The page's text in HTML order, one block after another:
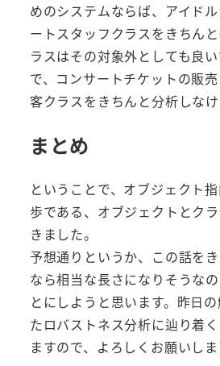
めのシステムならば、アイド
ートスタッフクラスをきちん
ラスはその対象外としても良
で、コンサートチケットの販
客クラスをきちんと分析しなけ
まとめ
ということで、オブジェクト
歩である、オブジェクトとク
きました。
予想通りというか、この話を
なら相当な長さになりそうな
とにしようと思います。昨日
たロバストネス分析に辿り着
ますので、よろしくお願いしま